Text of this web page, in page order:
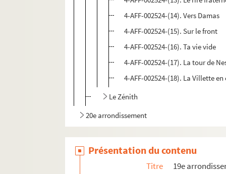
4-AFF-002524-(14). Vers Damas
4-AFF-002524-(15). Sur le front
4-AFF-002524-(16). Ta vie vide
4-AFF-002524-(17). La tour de
4-AFF-002524-(18). La Villette
Le Zénith
20e arrondissement
Présentation du contenu
Titre 19e